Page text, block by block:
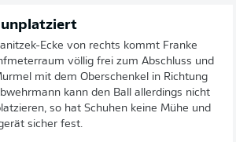
unplatziert
Ecke von rechts kommt Franke
völlig frei zum Abschluss und
mit dem Oberschenkel in Richtung
kann den Ball allerdings nicht
so hat Schuhen keine Mühe und
sicher fest.